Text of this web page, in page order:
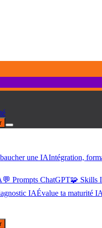
une IAIntégration,
💬 Prompts ChatGPT🧩 Skills
IAÉvalue ta maturité